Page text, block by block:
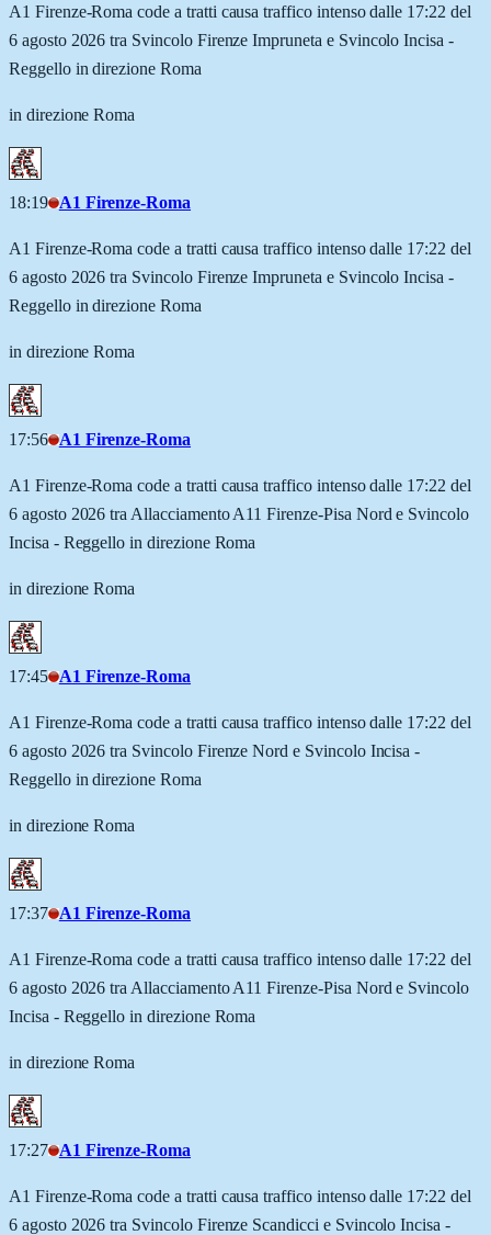
A1 Firenze-Roma code a tratti causa traffico intenso dalle 17:22 del
6 agosto 2026 tra Svincolo Firenze Impruneta e Svincolo Incisa -
Reggello in direzione Roma
in direzione Roma
18:19 A1 Firenze-Roma
A1 Firenze-Roma code a tratti causa traffico intenso dalle 17:22 del
6 agosto 2026 tra Svincolo Firenze Impruneta e Svincolo Incisa -
Reggello in direzione Roma
in direzione Roma
17:56 A1 Firenze-Roma
A1 Firenze-Roma code a tratti causa traffico intenso dalle 17:22 del
6 agosto 2026 tra Allacciamento A11 Firenze-Pisa Nord e Svincolo
Incisa - Reggello in direzione Roma
in direzione Roma
17:45 A1 Firenze-Roma
A1 Firenze-Roma code a tratti causa traffico intenso dalle 17:22 del
6 agosto 2026 tra Svincolo Firenze Nord e Svincolo Incisa -
Reggello in direzione Roma
in direzione Roma
17:37 A1 Firenze-Roma
A1 Firenze-Roma code a tratti causa traffico intenso dalle 17:22 del
6 agosto 2026 tra Allacciamento A11 Firenze-Pisa Nord e Svincolo
Incisa - Reggello in direzione Roma
in direzione Roma
17:27 A1 Firenze-Roma
A1 Firenze-Roma code a tratti causa traffico intenso dalle 17:22 del
6 agosto 2026 tra Svincolo Firenze Scandicci e Svincolo Incisa -